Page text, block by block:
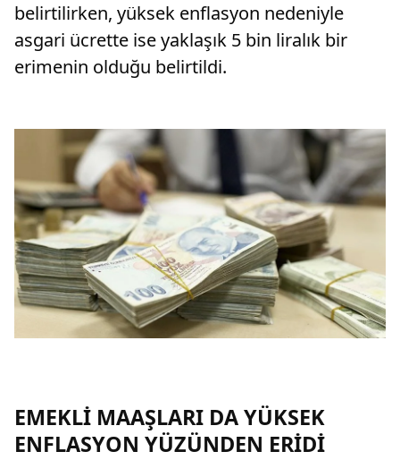
belirtilirken, yüksek enflasyon nedeniyle
asgari ücrette ise yaklaşık 5 bin liralık bir
erimenin olduğu belirtildi.
EMEKLİ MAAŞLARI DA YÜKSEK
ENFLASYON YÜZÜNDEN ERİDİ